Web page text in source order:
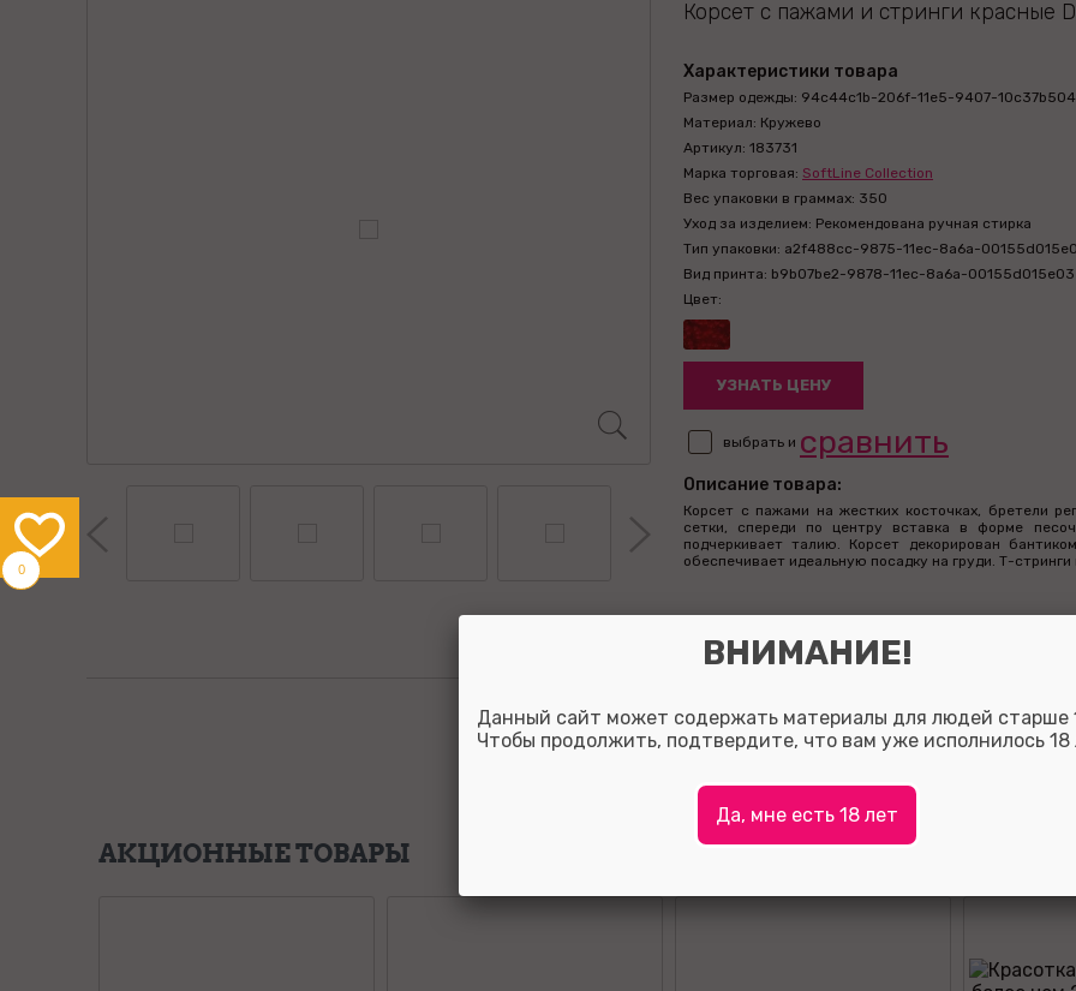
Корсет с пажами и стринги красные
Характеристики товара
Размер одежды: 94c44c1b-206f-11e5-9407-
Материал: Кружево
Артикул: 183731
Марка торговая: SoftLine Collection
Вес упаковки в граммах: 350
Уход за изделием: Рекомендована ручная стирка
Тип упаковки: a2f488cc-9875-11ec-8a6a-
Вид принта: b9b07be2-9878-11ec-8a6a-00155d015e03
Цвет:
УЗНАТЬ ЦЕНУ
выбрать и сравнить
Описание товара:
Корсет с пажами на жестких косточках, бретели
сетки, спереди по центру вставка в форме
подчеркивает талию. Корсет декорирован
обеспечивает идеальную посадку на груди. Т-стринги
Так вы сможете помочь потенциальным покупателям
с выбором, а также, за полезные отзывы мы начисляем
Для того что бы оставить отзыв зарегистрируйтесь
АКЦИОННЫЕ ТОВАРЫ
0
ВНИМАНИЕ!
Данный сайт может содержать материалы для людей старше
Чтобы продолжить, подтвердите, что вам уже исполнилось 18
Да, мне есть 18 лет